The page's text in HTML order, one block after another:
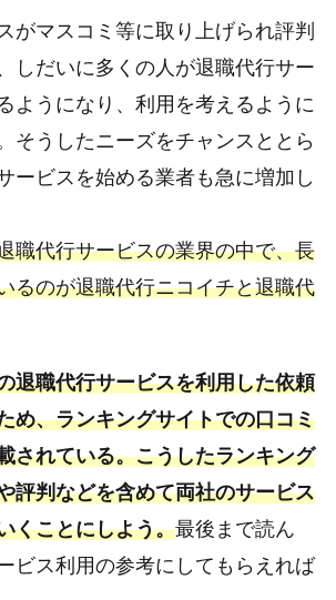
がマスコミ等に取り上げられ評判
しだいに多くの人が退職代行サー
ようになり、利用を考えるように
そうしたニーズをチャンスととら
ービスを始める業者も急に増加し
職代行サービスの業界の中で、長
るのが退職代行ニコイチと退職代
退職代行サービスを利用した依頼
め、ランキングサイトでの口コミ
されている。こうしたランキング
評判などを含めて両社のサービス
くことにしよう。最後まで読ん
ビス利用の参考にしてもらえれば